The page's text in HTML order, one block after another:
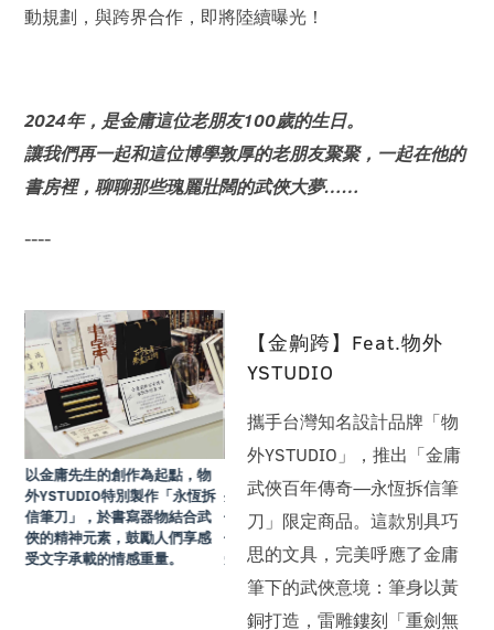
動規劃，與跨界合作，即將陸續曝光！
2024年，是金庸這位老朋友100歲的生日。
讓我們再一起和這位博學敦厚的老朋友聚聚，一起在他的
書房裡，聊聊那些瑰麗壯闊的武俠大夢……
----
以金庸先生的創作為起點，物
外YSTUDIO特別製作「永恆拆
信筆刀」，於書寫器物結合武
俠的精神元素，鼓勵人們享感
受文字承載的情感重量。
以金庸先生的創作為起點，物
外YSTUDIO特別製作「永恆拆
信筆刀」，於書寫器物結合武
俠的精神元素，鼓勵人們享感
受文字承載的情感重量。
【金齁跨】Feat.物外
YSTUDIO
攜手台灣知名設計品牌「物
外YSTUDIO」，推出「金庸
武俠百年傳奇—永恆拆信筆
刀」限定商品。這款別具巧
思的文具，完美呼應了金庸
筆下的武俠意境：筆身以黃
銅打造，雷雕鏤刻「重劍無